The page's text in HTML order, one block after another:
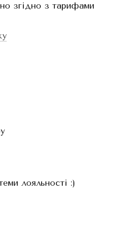
згідно з тарифами
лояльності :)